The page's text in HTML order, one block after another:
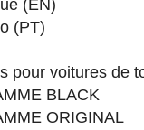
(EN)
(PT)
pour voitures de
BLACK
ORIGINAL